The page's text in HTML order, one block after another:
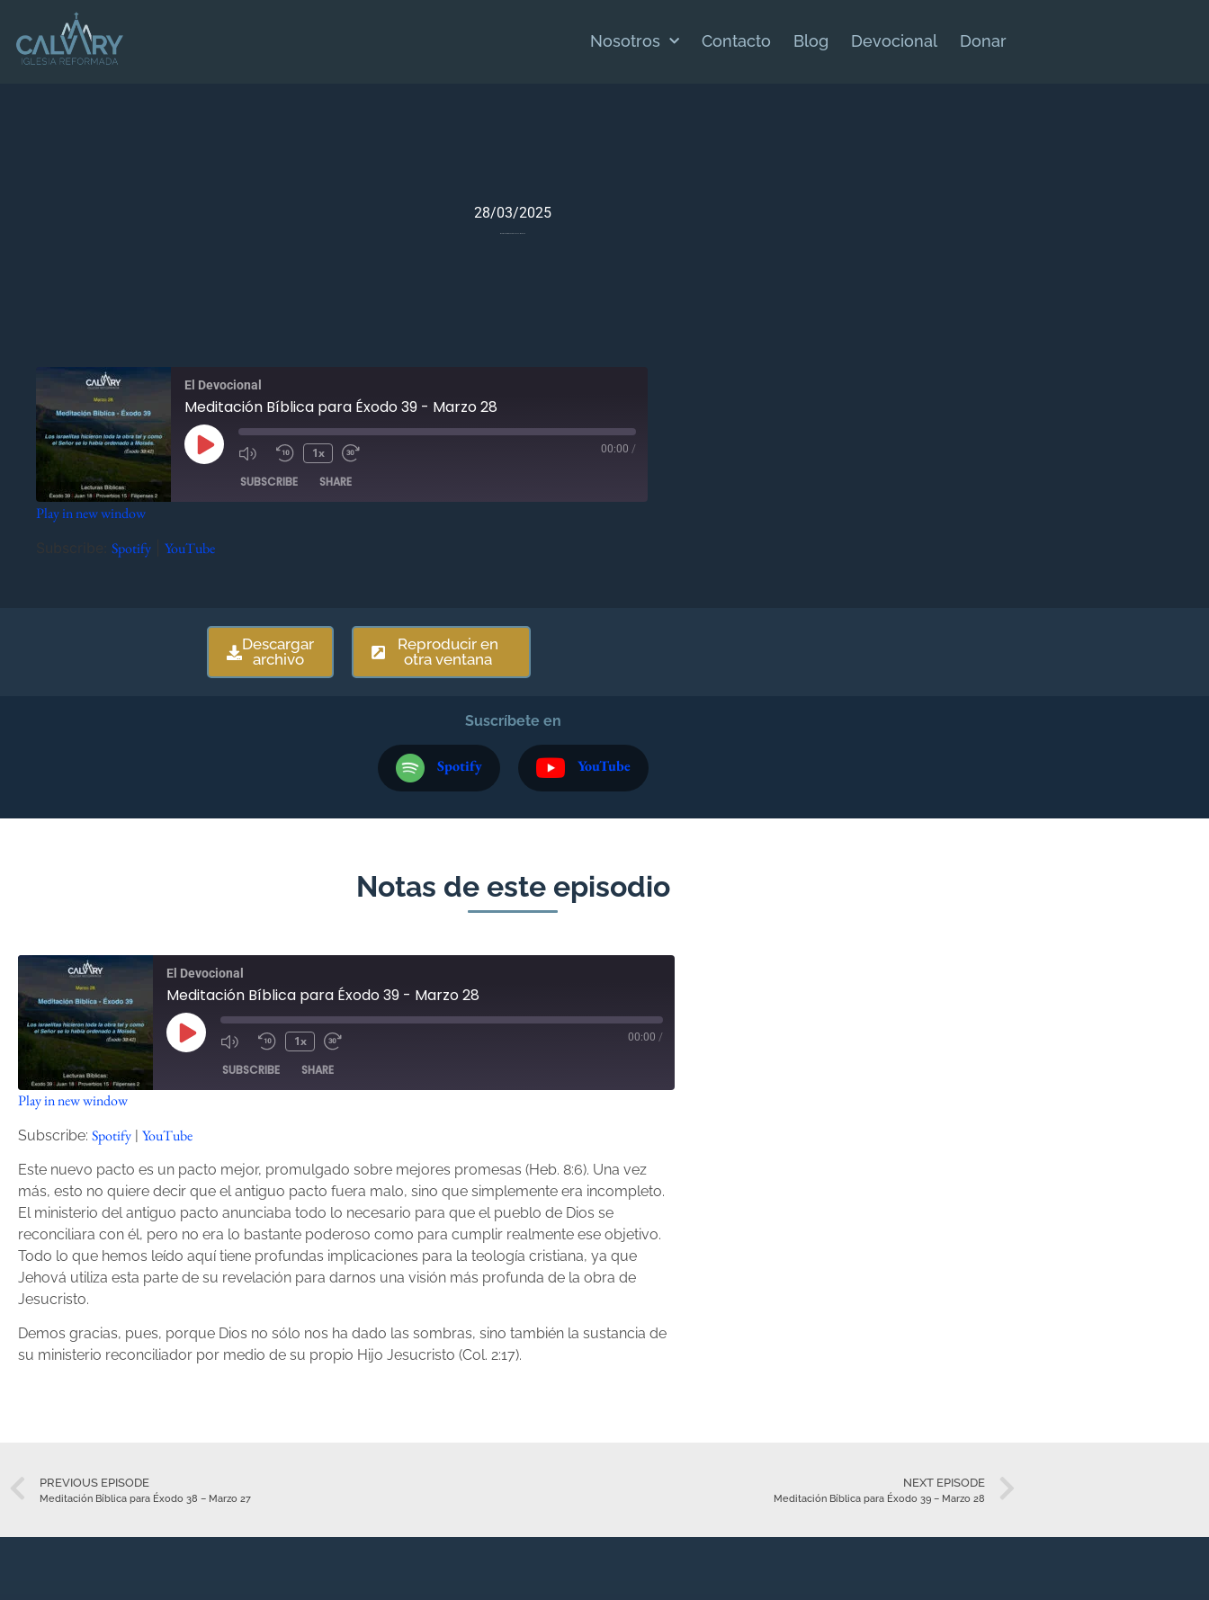
Nosotros Contacto Blog Devocional Donar
28/03/2025
El Devocional
Meditación Bíblica para Éxodo 39 - Marzo 28
1x 00:00 /
SUBSCRIBE SHARE
Play in new window
Spotify YouTube
Descargar
archivo
Reproducir en
otra ventana
Suscríbete en
Spotify YouTube
Notas de este episodio
El Devocional
Meditación Bíblica para Éxodo 39 - Marzo 28
1x 00:00 /
SUBSCRIBE SHARE
Spotify
RSS FEED
SHARE
LINK
EMBED
Play in new window
Subscribe: Spotify | YouTube
Este nuevo pacto es un pacto mejor, promulgado sobre mejores promesas (Heb. 8:6). Una vez
más, esto no quiere decir que el antiguo pacto fuera malo, sino que simplemente era incompleto.
El ministerio del antiguo pacto anunciaba todo lo necesario para que el pueblo de Dios se
reconciliara con él, pero no era lo bastante poderoso como para cumplir realmente ese objetivo.
Todo lo que hemos leído aquí tiene profundas implicaciones para la teología cristiana, ya que
Jehová utiliza esta parte de su revelación para darnos una visión más profunda de la obra de
Jesucristo.
Demos gracias, pues, porque Dios no sólo nos ha dado las sombras, sino también la sustancia de
su ministerio reconciliador por medio de su propio Hijo Jesucristo (Col. 2:17).
PREVIOUS EPISODE
Meditación Bíblica para Éxodo 38 – Marzo 27
NEXT EPISODE
Meditación Bíblica para Éxodo 39 – Marzo 28